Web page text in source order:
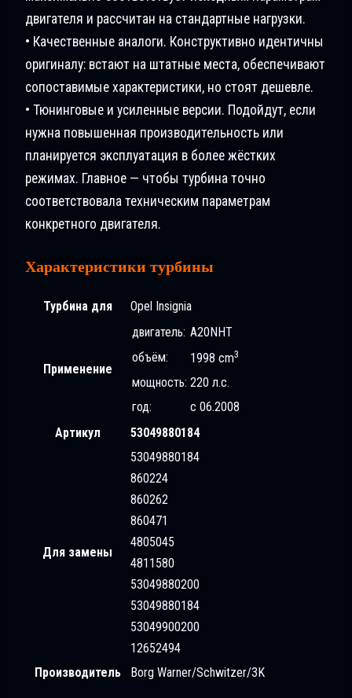
двигателя и рассчитан на стандартные нагрузки.
• Качественные аналоги. Конструктивно идентичны
оригиналу: встают на штатные места, обеспечивают
сопоставимые характеристики, но стоят дешевле.
• Тюнинговые и усиленные версии. Подойдут, если
нужна повышенная производительность или
планируется эксплуатация в более жёстких
режимах. Главное — чтобы турбина точно
соответствовала техническим параметрам
конкретного двигателя.
Характеристики турбины
Турбина для Opel Insignia
Применение
двигатель: A20NHT
объём:
1998 cm3
мощность: 220 л.с.
год:
с 06.2008
Артикул
53049880184
Для замены
53049880184
860224
860262
860471
4805045
4811580
53049880200
53049880184
53049900200
12652494
Производитель
Borg Warner/Schwitzer/3K